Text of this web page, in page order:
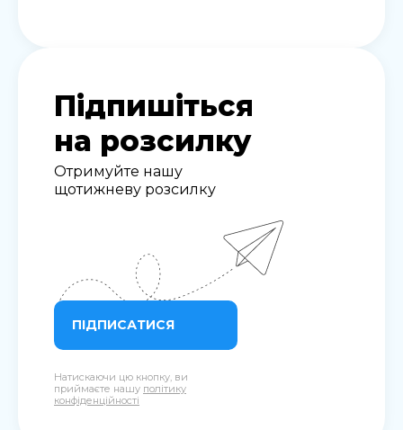
Підпишіться
на розсилку
Отримуйте нашу
щотижневу розсилку
ПІДПИСАТИСЯ
Натискаючи цю кнопку, ви
приймаєте нашу політику
конфіденційності